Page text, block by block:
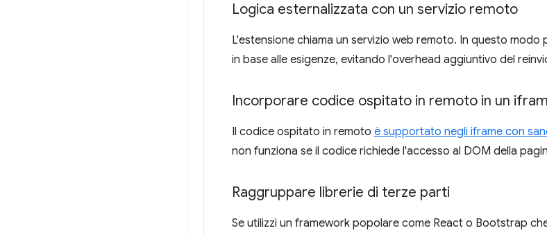
Logica esternalizzata con un servizio remoto
L'estensione chiama un servizio web remoto. In questo
in base alle esigenze, evitando l'overhead aggiuntivo del
Incorporare codice ospitato in remoto in un
Il codice ospitato in remoto è supportato negli iframe con
non funziona se il codice richiede l'accesso al DOM della
Raggruppare librerie di terze parti
Se utilizzi un framework popolare come React o Bootstrap